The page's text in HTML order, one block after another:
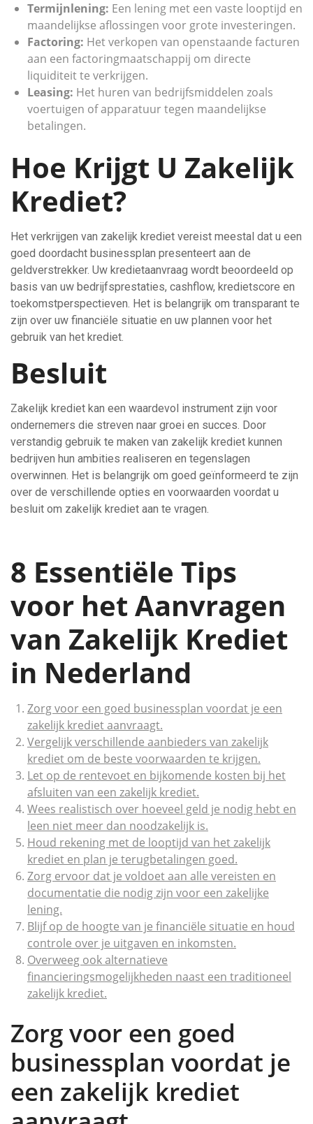
Termijnlening: Een lening met een vaste looptijd en
maandelijkse aflossingen voor grote investeringen.
Factoring: Het verkopen van openstaande facturen
aan een factoringmaatschappij om directe
liquiditeit te verkrijgen.
Leasing: Het huren van bedrijfsmiddelen zoals
voertuigen of apparatuur tegen maandelijkse
betalingen.
Hoe Krijgt U Zakelijk
Krediet?
Het verkrijgen van zakelijk krediet vereist meestal dat u een
goed doordacht businessplan presenteert aan de
geldverstrekker. Uw kredietaanvraag wordt beoordeeld op
basis van uw bedrijfsprestaties, cashflow, kredietscore en
toekomstperspectieven. Het is belangrijk om transparant te
zijn over uw financiële situatie en uw plannen voor het
gebruik van het krediet.
Besluit
Zakelijk krediet kan een waardevol instrument zijn voor
ondernemers die streven naar groei en succes. Door
verstandig gebruik te maken van zakelijk krediet kunnen
bedrijven hun ambities realiseren en tegenslagen
overwinnen. Het is belangrijk om goed geïnformeerd te zijn
over de verschillende opties en voorwaarden voordat u
besluit om zakelijk krediet aan te vragen.
8 Essentiële Tips
voor het Aanvragen
van Zakelijk Krediet
in Nederland
Zorg voor een goed businessplan voordat je een
zakelijk krediet aanvraagt.
Vergelijk verschillende aanbieders van zakelijk
krediet om de beste voorwaarden te krijgen.
Let op de rentevoet en bijkomende kosten bij het
afsluiten van een zakelijk krediet.
Wees realistisch over hoeveel geld je nodig hebt en
leen niet meer dan noodzakelijk is.
Houd rekening met de looptijd van het zakelijk
krediet en plan je terugbetalingen goed.
Zorg ervoor dat je voldoet aan alle vereisten en
documentatie die nodig zijn voor een zakelijke
lening.
Blijf op de hoogte van je financiële situatie en houd
controle over je uitgaven en inkomsten.
Overweeg ook alternatieve
financieringsmogelijkheden naast een traditioneel
zakelijk krediet.
Zorg voor een goed
businessplan voordat je
een zakelijk krediet